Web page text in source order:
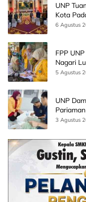
UNP
Kota
CEO
6 Agustus
FPP
Nagari
5 Agustus
UNP
AI
3 Agustus